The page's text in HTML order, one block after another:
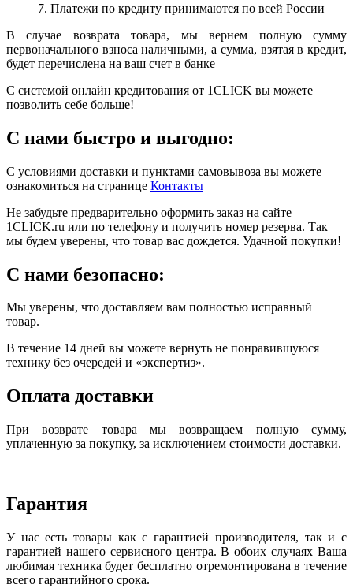
7. Платежи по кредиту принимаются по всей России
В случае возврата товара, мы вернем полную сумму
первоначального взноса наличными, а сумма, взятая в кредит,
будет перечислена на ваш счет в банке
С системой онлайн кредитования от 1CLICK вы можете
позволить себе больше!
С нами быстро и выгодно:
С условиями доставки и пунктами самовывоза вы можете
ознакомиться на странице Контакты
Не забудьте предварительно оформить заказ на сайте
1CLICK.ru или по телефону и получить номер резерва. Так
мы будем уверены, что товар вас дождется. Удачной покупки!
С нами безопасно:
Мы уверены, что доставляем вам полностью исправный
товар.
В течение 14 дней вы можете вернуть не понравившуюся
технику без очередей и «экспертиз».
Оплата доставки
При возврате товара мы возвращаем полную сумму,
уплаченную за покупку, за исключением стоимости доставки.
Гарантия
У нас есть товары как с гарантией производителя, так и с
гарантией нашего сервисного центра. В обоих случаях Ваша
любимая техника будет бесплатно отремонтирована в течение
всего гарантийного срока.